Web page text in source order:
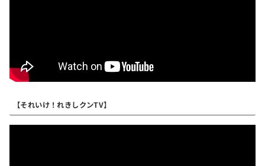
【それいけ！れきしクンTV】